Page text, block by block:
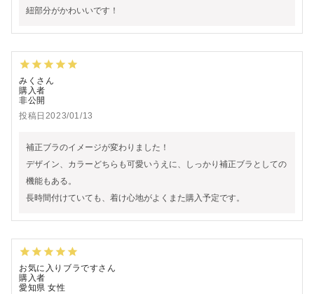
紐部分がかわいいです！
みく
購入者
非公開
投稿日 2023/01/13
補正ブラのイメージが変わりました！
デザイン、カラーどちらも可愛いうえに、しっかり補正ブラとしての
機能もある。
長時間付けていても、着け心地がよくまた購入予定です。
お気に入りブラです
購入者
愛知県 女性